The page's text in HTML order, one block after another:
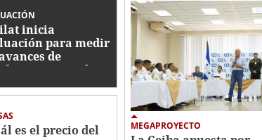
inicia
para medir
de
contra el
es el precio del
MEGAPROYECTO